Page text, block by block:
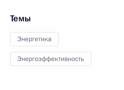
Темы
Энергетика
Энергоэффективность